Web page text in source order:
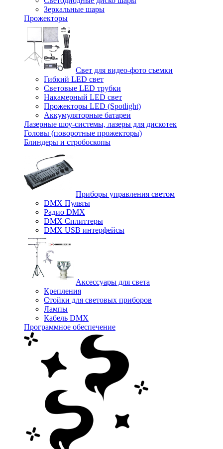
Зеркальные шары
Прожекторы
Свет для видео-фото съемки
Гибкий LED свет
Световые LED трубки
Накамерный LED свет
Прожекторы LED (Spotlight)
Аккумуляторные батареи
Лазерные шоу-системы, лазеры для дискотек
Головы (поворотные прожекторы)
Блиндеры и стробоскопы
Приборы управления светом
DMX Пульты
Радио DMX
DMX Сплиттеры
DMX USB интерфейсы
Аксессуары для света
Крепления
Стойки для световых приборов
Лампы
Кабель DMX
Программное обеспечение